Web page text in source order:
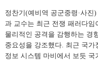
정찬기(예비역 공군중령·사
과 교수는 최근 전쟁 패러다
물리적인 공격을 감행하는 경
중요성을 강조했다. 최근 국
정보 시스템 마비에서 보듯